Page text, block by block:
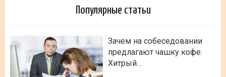
Популярные статьи
Зачем на собеседовании
предлагают чашку кофе.
Хитрый…